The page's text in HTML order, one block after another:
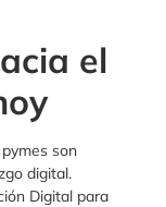
el
son
digital.
Digital para